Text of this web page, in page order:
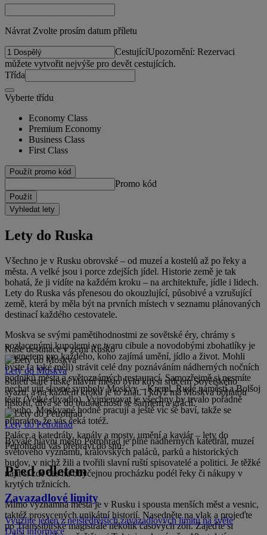
Návrat Zvolte prosím datum příletu
CestujícíUpozornění: Rezervaci
můžete vytvořit nejvýše pro devět cestujících.
Třída
Vyberte třídu
Economy Class
Premium Economy
Business Class
First Class
Použít promo kód
Promo kód
Použít
Vyhledat lety
Lety do Ruska
Všechno je v Rusku obrovské – od muzeí a kostelů až po řeky a
města. A velké jsou i porce zdejších jídel. Historie země je tak
bohatá, že ji vidíte na každém kroku – na architektuře, jídle i lidech.
Lety do Ruska vás přenesou do okouzlující, působivé a vzrušující
země, která by měla být na prvních místech v seznamu plánovaných
destinací každého cestovatele.
Moskva se svými pamětihodnostmi ze sovětské éry, chrámy s
pozlacenými kupolemi ve tvaru cibule a novodobými zbohatlíky je
magnetem pro každého, koho zajímá umění, jídlo a život. Mohli
byste (a také měli) strávit celé dny poznáváním nádherných nočních
podniků města a světoznámých restaurací. Samozřejmě si nesmíte
nechat ujít slavné symboly Moskvy – Kreml, Rudé náměstí a Bolšoj
těatr (Velké divadlo). Vyjmenovat je všechny by trvalo pořádně
dlouho. Moskvané hodně pracují a ještě víc se baví, takže se
připravte, že vás čeká totéž.
Bývalé hlavní město Petrohrad je plné nádherných katedrál, muzeí
světového významu, královských paláců, parků a historických
budov, v nichž žili a tvořili slavní ruští spisovatelé a politici. Je těžké
najít si zde čas na obyčejnou procházku podél řeky či nákupy v
krytých tržnicích.
Mimo významná města je v Rusku i spousta menších měst a vesnic,
taktéž prosycených unikátní historií. Nasedněte na vlak a projeďte
po Transsibiřské magistrále několik časových zón. Zajeďte si
Naše destinace v zemi Rusko
Lety do Moskva
Staletí staré ruské hlavní město bylo kdysi srdcem Sovětského
svazu, a na každém kroku je to znát. I když má Moskva bohatou
historii, dívá se do budoucnosti se šarmem a grácií.
Lety do Petrohrad
Paláce a katedrály, kanály a mosty, umění a kaviár – lety do
Petrohradu vás přepraví do snu.
Před odletem
Zavazadlové limity
Využijte jeden z nejštědřejších zavazadlových limitů na světě
Další informace